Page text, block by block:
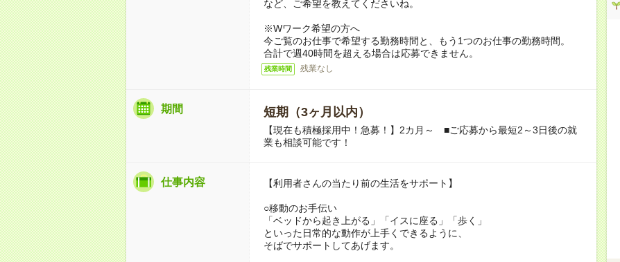
など、ご希望を教えてくださいね。
※Wワーク希望の方へ
今ご覧のお仕事で希望する勤務時間と、もう1つのお仕事の勤務時間。
合計で週40時間を超える場合は応募できません。
残業時間 残業なし
期間 短期（3ヶ月以内）
【現在も積極採用中！急募！】2カ月～ ■ご応募から最短2～3日後の就
業も相談可能です！
仕事内容 【利用者さんの当たり前の生活をサポート】
○移動のお手伝い
「ベッドから起き上がる」「イスに座る」「歩く」
といった日常的な動作が上手くできるように、
そばでサポートしてあげます。